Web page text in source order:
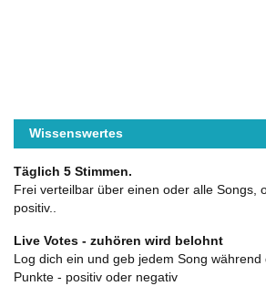
Wissenswertes
Täglich 5 Stimmen.
Frei verteilbar über einen oder alle Songs,
positiv..
Live Votes - zuhören wird belohnt
Log dich ein und geb jedem Song
Punkte - positiv oder negativ